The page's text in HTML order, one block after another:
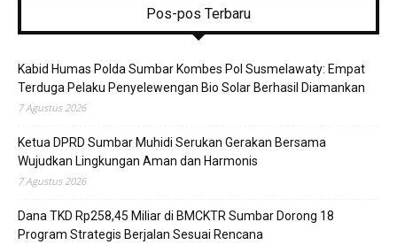
Pos-pos Terbaru
Kabid Humas Polda Sumbar Kombes Pol Susmelawaty: Empat
Terduga Pelaku Penyelewengan Bio Solar Berhasil Diamankan
7 Agustus 2026
Ketua DPRD Sumbar Muhidi Serukan Gerakan Bersama
Wujudkan Lingkungan Aman dan Harmonis
7 Agustus 2026
Dana TKD Rp258,45 Miliar di BMCKTR Sumbar Dorong 18
Program Strategis Berjalan Sesuai Rencana